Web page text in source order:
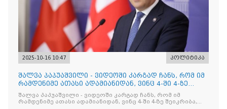
2025-10-16 10:47 პოლიტიკა
შალვა პაპუაშვილი - ვიდეოში კარგად ჩანს, რომ იმ
რამდენიმე ათასი ადამიანიდან, ვინც 4-ში 4-ზე
შეიკრიბა,
შალვა პაპუაშვილი - ვიდეოში კარგად ჩანს, რომ იმ
რამდენიმე ათასი ადამიანიდან, ვინც 4-ში 4-ზე შეიკრიბა,